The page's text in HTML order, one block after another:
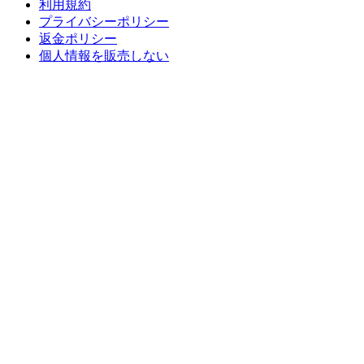
利用規約
プライバシーポリシー
返金ポリシー
個人情報を販売しない